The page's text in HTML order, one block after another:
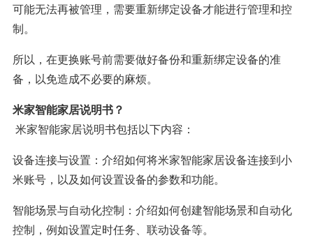
可能无法再被管理，需要重新绑定设备才能进行管理和控
制。
所以，在更换账号前需要做好备份和重新绑定设备的准
备，以免造成不必要的麻烦。
米家智能家居说明书？
米家智能家居说明书包括以下内容：
设备连接与设置：介绍如何将米家智能家居设备连接到小
米账号，以及如何设置设备的参数和功能。
智能场景与自动化控制：介绍如何创建智能场景和自动化
控制，例如设置定时任务、联动设备等。